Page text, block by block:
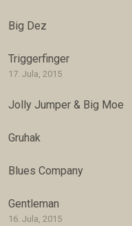
Big Dez
Triggerfinger
17. Jula, 2015
Jolly Jumper & Big Moe
Gruhak
Blues Company
Gentleman
16. Jula, 2015